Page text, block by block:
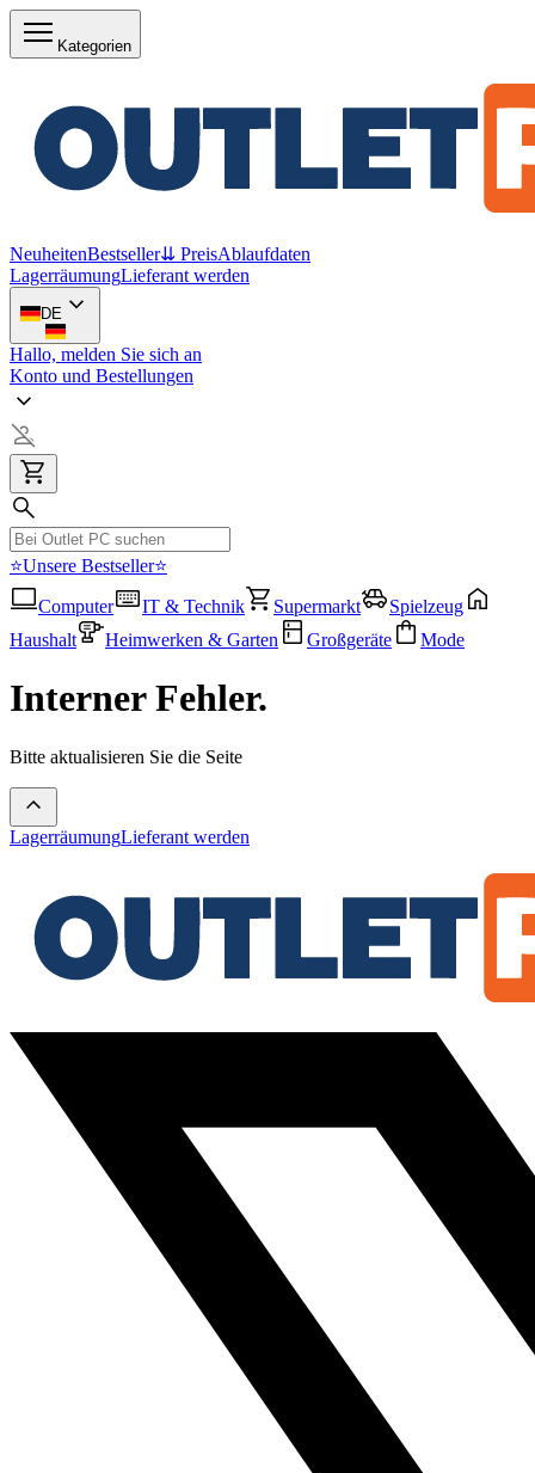
Kategorien
NeuheitenBestseller⇊ PreisAblaufdaten
LagerräumungLieferant werden
DE
Hallo, melden Sie sich an
Konto und Bestellungen
⭐Unsere Bestseller⭐
Computer
IT & Technik Supermarkt
Spielzeug
Haushalt
Heimwerken & Garten Großgeräte Mode
Interner Fehler.
Bitte aktualisieren Sie die Seite
LagerräumungLieferant werden